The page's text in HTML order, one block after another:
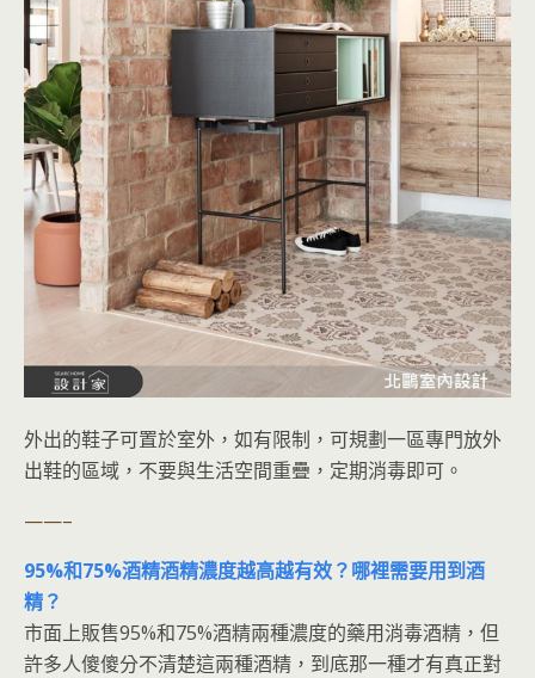
外出的鞋子可置於室外，如有限制，可規劃一區專門放外
出鞋的區域，不要與生活空間重疊，定期消毒即可。
——–
95%和75%酒精酒精濃度越高越有效？哪裡需要用到酒
精？
市面上販售95%和75%酒精兩種濃度的藥用消毒酒精，但
許多人傻傻分不清楚這兩種酒精，到底那一種才有真正對